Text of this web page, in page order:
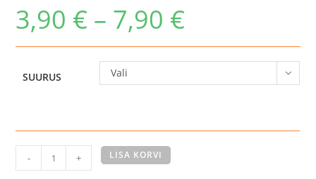
3,90 € – 7,90 €
SUURUS Vali
Junior
- + LISA KORVI